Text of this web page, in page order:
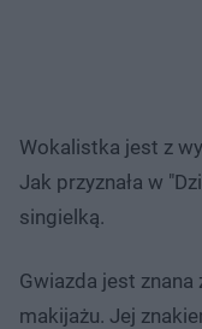
Wokalistka jest z
Jak przyznała w
singielką.
Gwiazda jest
makijażu. Jej